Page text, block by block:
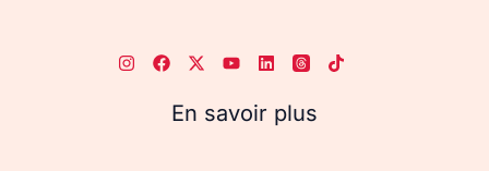
En savoir plus